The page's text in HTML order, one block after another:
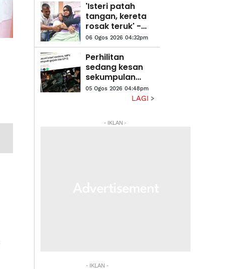
'Isteri patah
tangan, kereta
rosak teruk' -
Mangsa nahas
gajah
pertimbang
tindakan
undang-undang
06 Ogos 2026 04:32pm
Perhilitan
sedang kesan
sekumpulan
gajah liar di
05 Ogos 2026 04:48pm
LAGI
- IKLAN -
- IKLAN -